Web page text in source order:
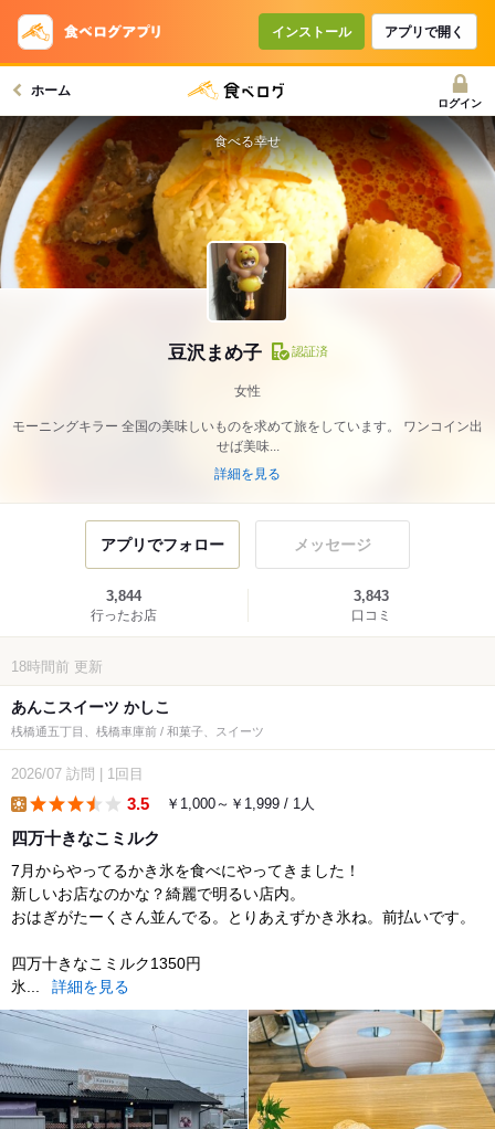
インストール アプリで開く
ホーム
ログイン
豆沢まめ子 認証済
女性
モーニングキラー 全国の美味しいものを求めて旅をしています。 ワンコイン出
せば美味...
詳細を見る
食べる幸せ
アプリでフォロー メッセージ
3,844
行ったお店
3,843
口コミ
18時間前 更新
あんこスイーツ かしこ
桟橋通五丁目、桟橋車庫前 / 和菓子、スイーツ
2026/07 訪問 1回目
3.5 ￥1,000～￥1,999 / 1人
四万十きなこミルク
7月からやってるかき氷を食べにやってきました！
新しいお店なのかな？綺麗で明るい店内。
おはぎがたーくさん並んでる。とりあえずかき氷ね。前払いです。
四万十きなこミルク1350円
氷...
詳細を見る